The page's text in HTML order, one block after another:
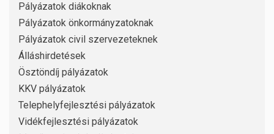
Pályázatok diákoknak
Pályázatok önkormányzatoknak
Pályázatok civil szervezeteknek
Álláshirdetések
Ösztöndíj pályázatok
KKV pályázatok
Telephelyfejlesztési pályázatok
Vidékfejlesztési pályázatok